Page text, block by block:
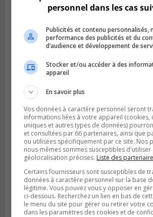
LONGUEUIL
Publié le 6 août 2026 à 11h58
Des jeunes ciblent la
le Défi écrou de roue
personnel dans les cas
Publicités et contenu personnalisés,
performance des publicités et du
d’audience et développement de
Stocker et/ou accéder à des
appareil
En savoir plus
Vos données à caractère personnel seront
informations liées à votre appareil (cookies,
uniques et autres types de données)
et consultées par 66 partenaires, ainsi que
ou utilisées spécifiquement par ce site. Nos
nous-mêmes sommes susceptibles
géolocalisation précises. Liste des
Certains fournisseurs sont susceptibles de
données à caractère personnel sur la base
légitime. Vous pouvez vous y opposer en
ci-dessous. Recherchez un lien en bas de
le menu du site pour gérer ou retirer votre
dans les paramètres des cookies et de